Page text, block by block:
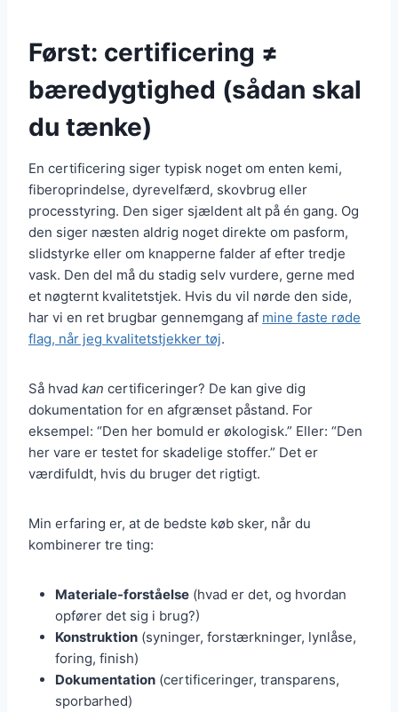
Først: certificering ≠
bæredygtighed (sådan skal
du tænke)
En certificering siger typisk noget om enten kemi,
fiberoprindelse, dyrevelfærd, skovbrug eller
processtyring. Den siger sjældent alt på én gang. Og
den siger næsten aldrig noget direkte om pasform,
slidstyrke eller om knapperne falder af efter tredje
vask. Den del må du stadig selv vurdere, gerne med
et nøgternt kvalitetstjek. Hvis du vil nørde den side,
har vi en ret brugbar gennemgang af mine faste røde
flag, når jeg kvalitetstjekker tøj.
Så hvad kan certificeringer? De kan give dig
dokumentation for en afgrænset påstand. For
eksempel: “Den her bomuld er økologisk.” Eller: “Den
her vare er testet for skadelige stoffer.” Det er
værdifuldt, hvis du bruger det rigtigt.
Min erfaring er, at de bedste køb sker, når du
kombinerer tre ting:
Materiale-forståelse (hvad er det, og hvordan
opfører det sig i brug?)
Konstruktion (syninger, forstærkninger, lynlåse,
foring, finish)
Dokumentation (certificeringer, transparens,
sporbarhed)